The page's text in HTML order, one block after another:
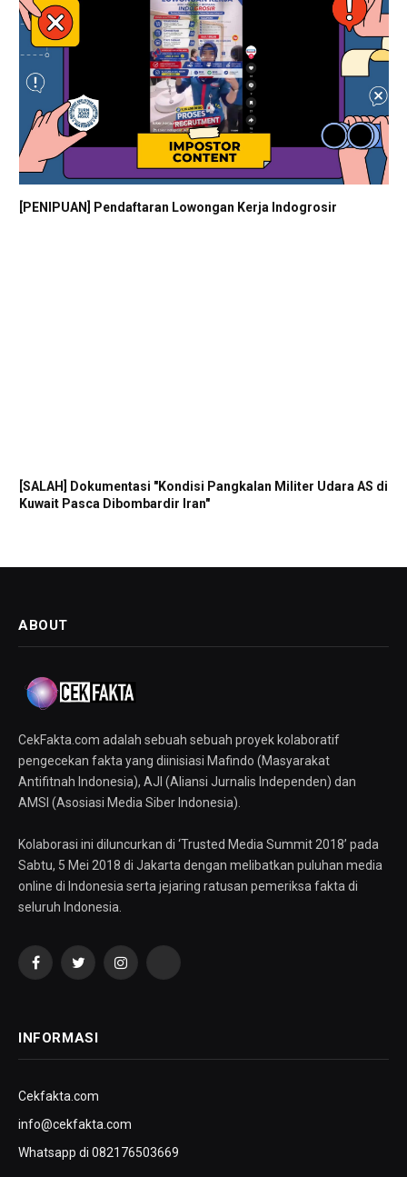
[PENIPUAN] Pendaftaran Lowongan Kerja Indogrosir
[SALAH] Dokumentasi "Kondisi Pangkalan Militer Udara AS di
Kuwait Pasca Dibombardir Iran"
ABOUT
CekFakta.com adalah sebuah sebuah proyek kolaboratif
pengecekan fakta yang diinisiasi Mafindo (Masyarakat
Antifitnah Indonesia), AJI (Aliansi Jurnalis Independen) dan
AMSI (Asosiasi Media Siber Indonesia).
Kolaborasi ini diluncurkan di ‘Trusted Media Summit 2018’ pada
Sabtu, 5 Mei 2018 di Jakarta dengan melibatkan puluhan media
online di Indonesia serta jejaring ratusan pemeriksa fakta di
seluruh Indonesia.
FacebookTwitterInstagramYouTube
INFORMASI
Cekfakta.com
info@cekfakta.com
Whatsapp di 082176503669